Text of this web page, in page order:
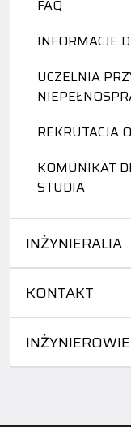
FAQ
INFORMACJE
UCZELNIA
REKRUTACJA
KOMUNIKAT
STUDIA
INŻYNIERALIA
KONTAKT